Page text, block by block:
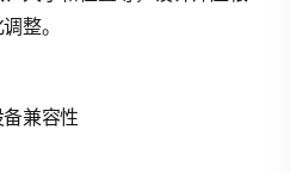
整。
兼容性